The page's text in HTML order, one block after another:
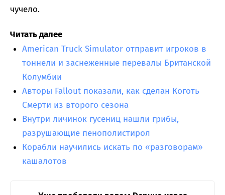
чучело.
Читать далее
American Truck Simulator отправит игроков в
тоннели и заснеженные перевалы Британской
Колумбии
Авторы Fallout показали, как сделан Коготь
Смерти из второго сезона
Внутри личинок гусениц нашли грибы,
разрушающие пенополистирол
Корабли научились искать по «разговорам»
кашалотов